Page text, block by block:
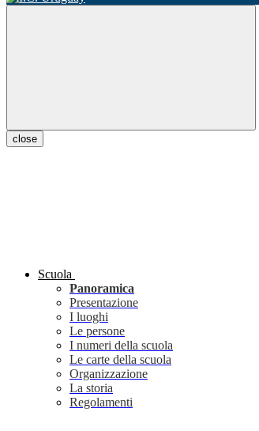
close
Scuola
Panoramica
Presentazione
I luoghi
Le persone
I numeri della scuola
Le carte della scuola
Organizzazione
La storia
Regolamenti